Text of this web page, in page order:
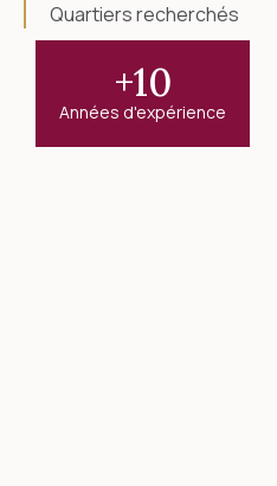
Années d'expérience
+10
Quartiers recherchés